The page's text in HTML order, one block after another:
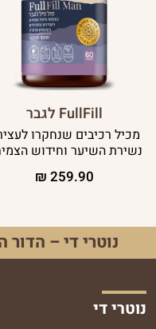
FullFill לגבר
מכיל רכיבים שנחקרו
נשירת השיער וחידוש
259.90
₪
נוטרי די –
נוטרי די